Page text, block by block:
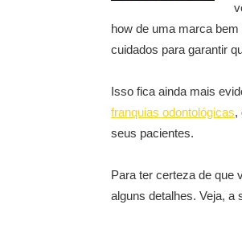
how de uma marca
cuidados para garantir
Isso fica ainda mais
franquias odontológicas,
seus pacientes.
Para ter certeza de que
alguns detalhes. Veja, a